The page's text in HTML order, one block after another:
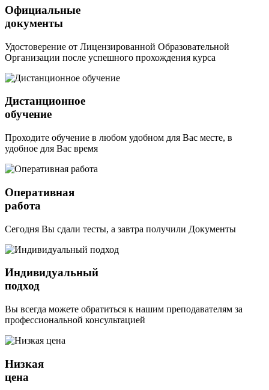
Официальные
документы
Удостоверение от Лицензированной Образовательной
Организации после успешного прохождения курса
Дистанционное
обучение
Проходите обучение в любом удобном для Вас месте, в
удобное для Вас время
Оперативная
работа
Сегодня Вы сдали тесты, а завтра получили Документы
Индивидуальный
подход
Вы всегда можете обратиться к нашим преподавателям за
профессиональной консультацией
Низкая
цена